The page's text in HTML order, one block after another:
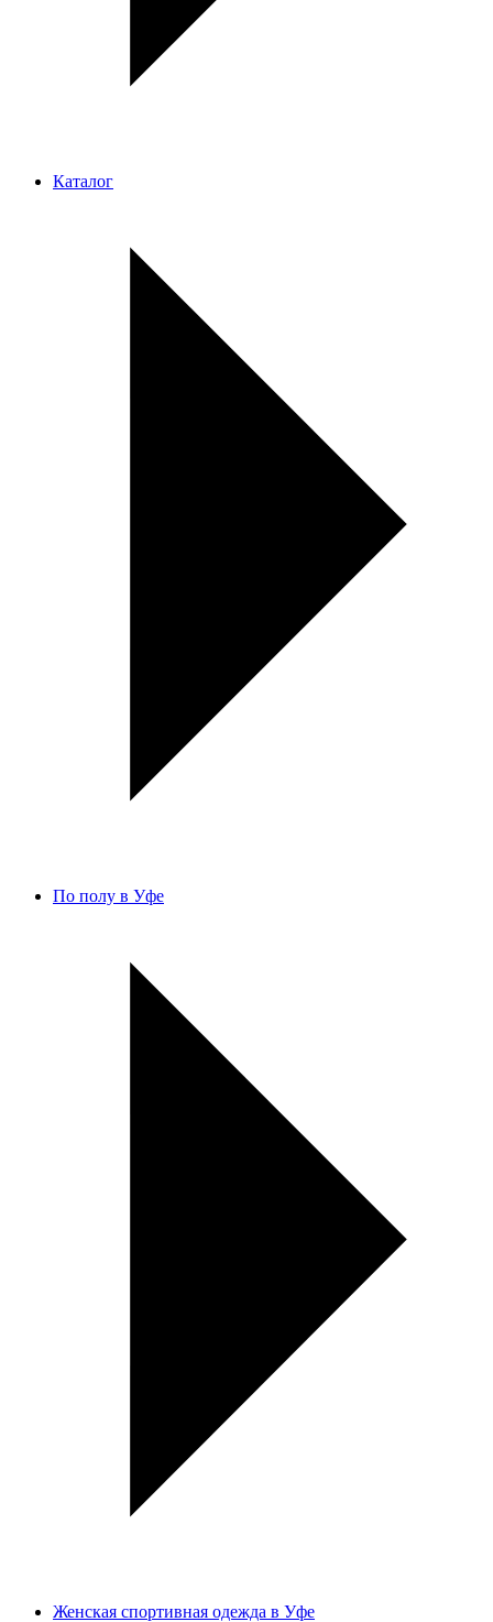
Каталог
По полу в Уфе
Женская спортивная одежда в Уфе